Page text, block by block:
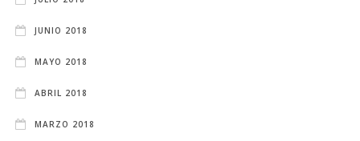
JUNIO 2018
MAYO 2018
ABRIL 2018
MARZO 2018